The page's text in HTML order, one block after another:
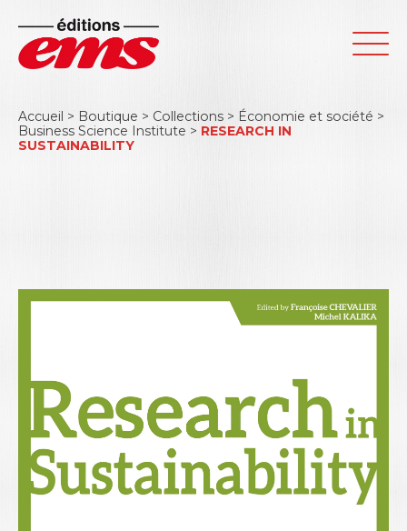
Accueil > Boutique > Collections > Économie et société >
Business Science Institute > RESEARCH IN
SUSTAINABILITY